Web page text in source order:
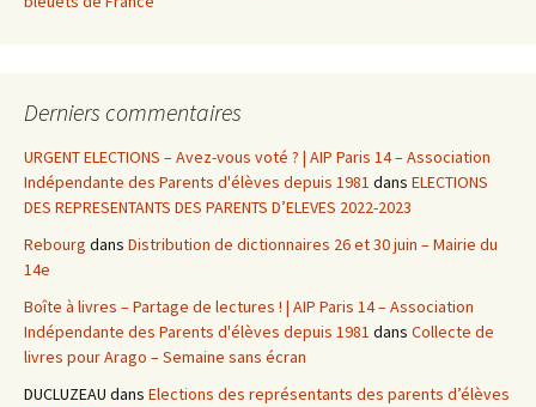
Derniers commentaires
URGENT ELECTIONS – Avez-vous voté ? | AIP Paris 14 – Association
Indépendante des Parents d'élèves depuis 1981 dans ELECTIONS
DES REPRESENTANTS DES PARENTS D’ELEVES 2022-2023
Rebourg dans Distribution de dictionnaires 26 et 30 juin – Mairie du
14e
Boîte à livres – Partage de lectures ! | AIP Paris 14 – Association
Indépendante des Parents d'élèves depuis 1981 dans Collecte de
livres pour Arago – Semaine sans écran
DUCLUZEAU dans Elections des représentants des parents d’élèves